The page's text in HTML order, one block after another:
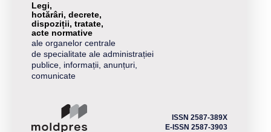
Legi,
hotărâri, decrete,
dispoziții, tratate,
acte normative
ale organelor centrale
de specialitate ale administrației
publice, informații, anunțuri,
comunicate
ISSN 2587-389X
E-ISSN 2587-3903